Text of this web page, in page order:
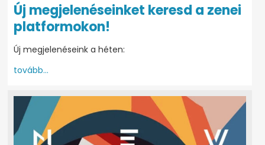
Új megjelenéseinket keresd a zenei
platformokon!
Új megjelenéseink a héten:
tovább...